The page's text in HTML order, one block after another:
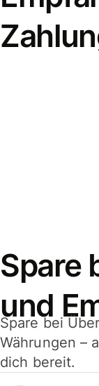
Spare
und
Spare bei
Währungen –
dich bereit.